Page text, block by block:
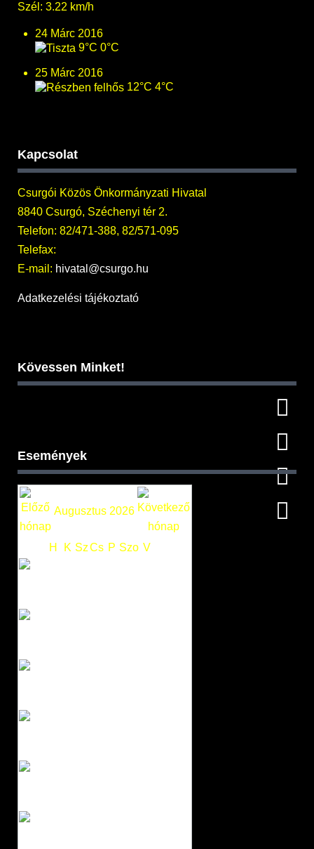
Szél: 3.22 km/h
24 Márc 2016
9°C 0°C
25 Márc 2016
12°C 4°C
Kapcsolat
Csurgói Közös Önkormányzati Hivatal
8840 Csurgó, Széchenyi tér 2.
Telefon: 82/471-388, 82/571-095
Telefax:
E-mail: hivatal@csurgo.hu
Adatkezelési tájékoztató
Kövessen Minket!
Események
Augusztus 2026
H K SzCs P Szo V